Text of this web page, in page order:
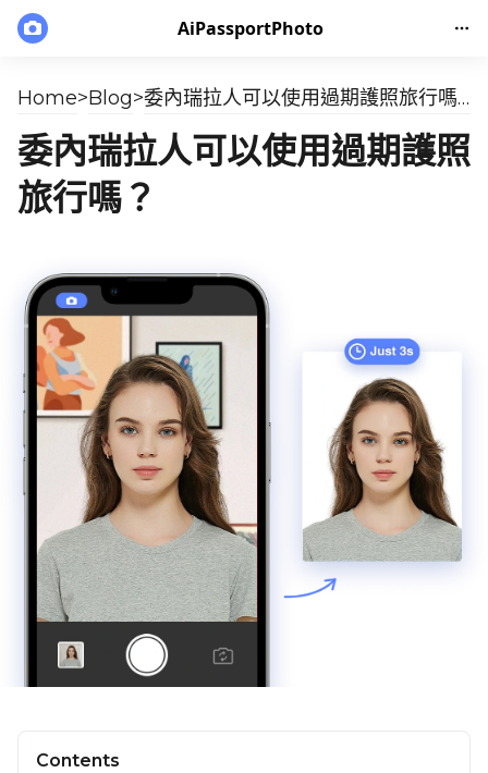
AiPassportPhoto
Home>Blog> 委內瑞拉人可以使用過期護照旅行嗎？
委內瑞拉人可以使用過期護照
旅行嗎？
Contents